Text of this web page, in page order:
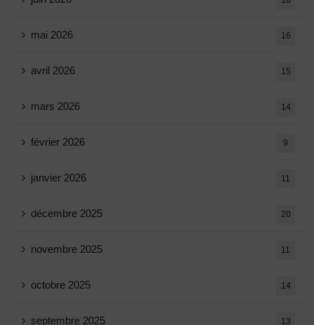
mai 2026 16
avril 2026 15
mars 2026 14
février 2026 9
janvier 2026 11
décembre 2025 20
novembre 2025 11
octobre 2025 14
septembre 2025 13